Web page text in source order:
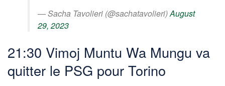
— Sacha Tavolieri (@sachatavolieri)August
29, 2023
21:30 Vimoj Muntu Wa Mungu va
quitter le PSG pour Torino